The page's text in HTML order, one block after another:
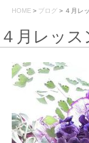
HOME> ブログ> ４月レ
４月レッ